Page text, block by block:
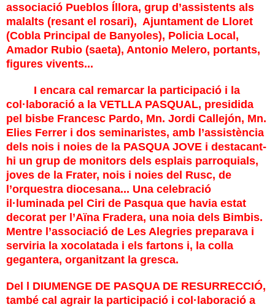
associació Pueblos Íllora, grup d’assistents als
malalts (resant el rosari), Ajuntament de Lloret
(Cobla Principal de Banyoles), Policia Local,
Amador Rubio (saeta), Antonio Melero, portants,
figures vivents...
I encara cal remarcar la participació i la
col·laboració a la VETLLA PASQUAL, presidida
pel bisbe Francesc Pardo, Mn. Jordi Callejón, Mn.
Elies Ferrer i dos seminaristes, amb l’assistència
dels nois i noies de la PASQUA JOVE i destacant-
hi un grup de monitors dels esplais parroquials,
joves de la Frater, nois i noies del Rusc, de
l’orquestra diocesana... Una celebració
il·luminada pel Ciri de Pasqua que havia estat
decorat per l’Aïna Fradera, una noia dels Bimbis.
Mentre l’associació de Les Alegries preparava i
serviria la xocolatada i els fartons i, la colla
gegantera, organitzant la gresca.
Del l DIUMENGE DE PASQUA DE RESURRECCIÓ,
també cal agrair la participació i col·laboració a